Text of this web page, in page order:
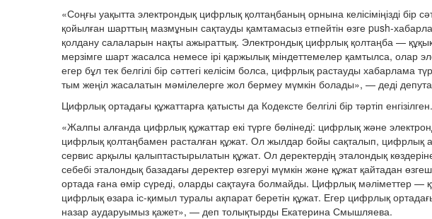
«Соңғы уақытта электрондық цифрлық қолтаңбаның орнына келісіміңізді бір
қойылған шарттың мазмұнын сақтауды қамтамасыз етпейтін өзге push-
қолдану салаларын нақты ажыраттық. Электрондық цифрлық қолтаңба —
мерзімге шарт жасалса немесе ірі қаржылық міндеттемелер қамтылса, олар
егер бұл тек белгілі бір сәттегі келісім болса, цифрлық растауды хабарлама
тым жеңіл жасалатын мәмілелерге жол бермеу мүмкін болады», — деді
Цифрлық ортадағы құжаттарға қатысты да Кодексте белгілі бір тәртіп енгізілген.
«Жалпы алғанда цифрлық құжаттар екі түрге бөлінеді: цифрлық және
цифрлық қолтаңбамен расталған құжат. Ол жылдар бойы сақталып, цифрлық
сервис арқылы қалыптастырылатын құжат. Ол деректердің эталондық
себебі эталондық базадағы деректер өзгеруі мүмкін және құжат қайтадан
ортада ғана өмір сүреді, оларды сақтауға болмайды. Цифрлық мәліметтер —
цифрлық өзара іс-қимыл туралы ақпарат беретін құжат. Егер цифрлық
назар аударуымыз қажет», — деп толықтырды Екатерина Смышляева.